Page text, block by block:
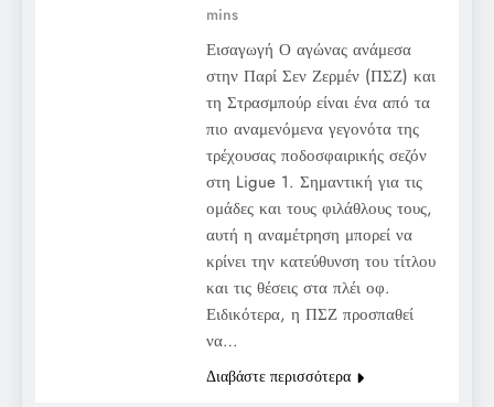
mins
Εισαγωγή Ο αγώνας ανάμεσα
στην Παρί Σεν Ζερμέν (ΠΣΖ) και
τη Στρασμπούρ είναι ένα από τα
πιο αναμενόμενα γεγονότα της
τρέχουσας ποδοσφαιρικής σεζόν
στη Ligue 1. Σημαντική για τις
ομάδες και τους φιλάθλους τους,
αυτή η αναμέτρηση μπορεί να
κρίνει την κατεύθυνση του τίτλου
και τις θέσεις στα πλέι οφ.
Ειδικότερα, η ΠΣΖ προσπαθεί
να…
Διαβάστε περισσότερα